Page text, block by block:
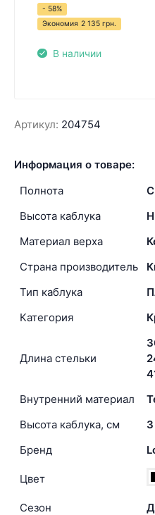
- 58%
Экономия 2 135 грн.
В наличии
Артикул: 204754
Информация о товаре:
Полнота
Высота каблука
Материал верха
Страна производитель
Тип каблука
Категория
Длина стельки
Внутренний материал
Высота каблука, см
3
Бренд
Цвет
Сезон